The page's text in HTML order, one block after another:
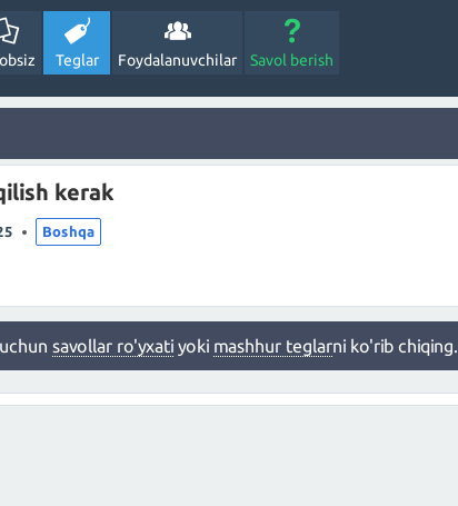
Teglar Foydalanuvchilar Savol berish
kerak
Boshqa
savollar ro'yxati yoki mashhur teglarni ko'rib chiqing.